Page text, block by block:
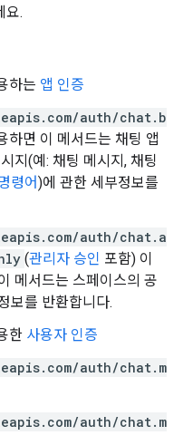
요.
하는 앱 인증
auth/chat.b
하면 이 메서드는 채팅 앱
지(예: 채팅 메시지, 채팅
령어)에 관한 세부정보를
auth/chat.a
(관리자 승인 포함) 이
메서드는 스페이스의 공
보를 반환합니다.
한 사용자 인증
auth/chat.m
auth/chat.m